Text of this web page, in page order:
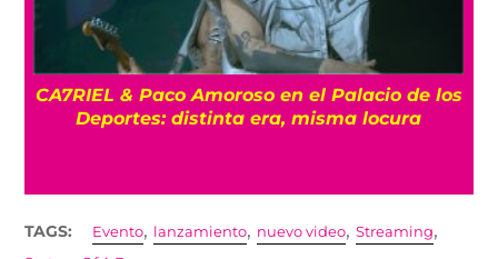
CA7RIEL & Paco Amoroso en el Palacio de los
Deportes: distinta era, misma locura
TAGS: Evento, lanzamiento, nuevo video,Streaming,